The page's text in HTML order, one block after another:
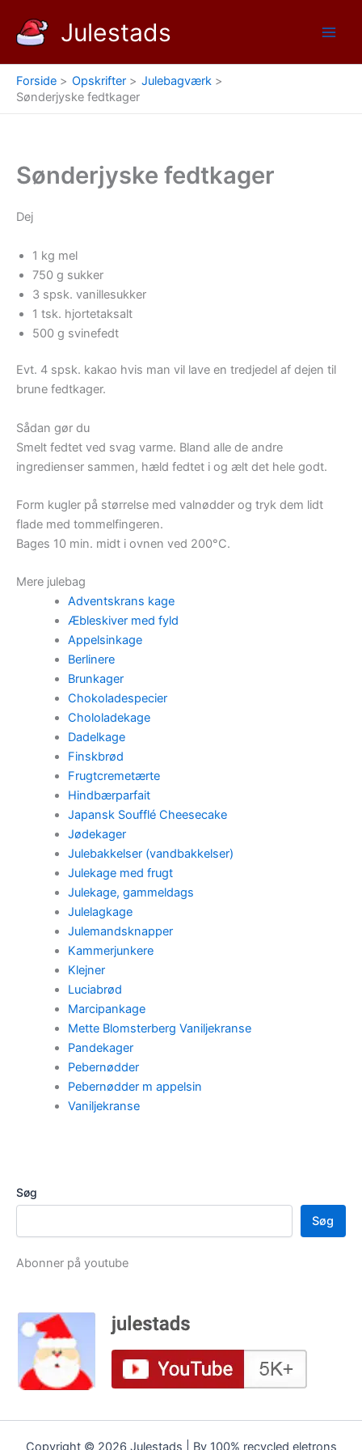
indholdet
Julestads
Forside Opskrifter
Julebagværk
Sønderjyske fedtkager
Sønderjyske fedtkager
Dej
1 kg mel
750 g sukker
3 spsk. vanillesukker
1 tsk. hjortetaksalt
500 g svinefedt
Evt. 4 spsk. kakao hvis man vil lave en tredjedel af dejen til
brune fedtkager.
Sådan gør du
Smelt fedtet ved svag varme. Bland alle de andre
ingredienser sammen, hæld fedtet i og ælt det hele godt.
Form kugler på størrelse med valnødder og tryk dem lidt
flade med tommelfingeren.
Bages 10 min. midt i ovnen ved 200°C.
Mere julebag
Adventskrans kage
Æbleskiver med fyld
Appelsinkage
Berlinere
Brunkager
Chokoladespecier
Chololadekage
Dadelkage
Finskbrød
Frugtcremetærte
Hindbærparfait
Japansk Soufflé Cheesecake
Jødekager
Julebakkelser (vandbakkelser)
Julekage med frugt
Julekage, gammeldags
Julelagkage
Julemandsknapper
Kammerjunkere
Klejner
Luciabrød
Marcipankage
Mette Blomsterberg Vaniljekranse
Pandekager
Pebernødder
Pebernødder m appelsin
Vaniljekranse
Søg
Søg
Abonner på youtube
Copyright © 2026 Julestads | By 100% recycled eletrons